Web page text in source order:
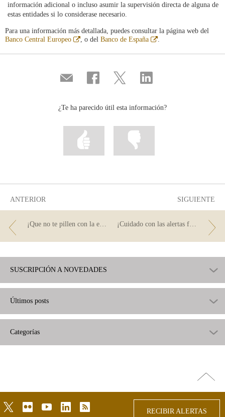
información adicional o incluso asumir la supervisión directa de alguna de
estas entidades si lo considerase necesario.
Para una información más detallada, puedes consultar la página web del
Banco Central Europeo
Abre
ventana
, o del Banco de España
Abre
ventana
Compartir
por
Compartir
en
Compartir
en
Compartir
en
¿Te ha parecido útil esta información?
Marcar
información
ANTERIOR SIGUIENTE
¡Cuidado con las alertas falsas del Banco de España!
SUSCRIPCIÓN A NOVEDADES
Últimos posts
Categorías
arriba
twitterflickr youtubelinkedinrss
RECIBIR ALERTAS